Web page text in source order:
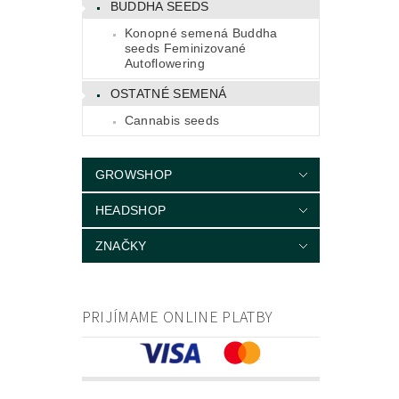
BUDDHA SEEDS
Konopné semená Buddha
seeds Feminizované
Autoflowering
OSTATNÉ SEMENÁ
Cannabis seeds
GROWSHOP
HEADSHOP
ZNAČKY
PRIJÍMAME ONLINE PLATBY